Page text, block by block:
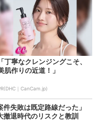
「丁寧なクレンジングこそ、
肌作りの近道！」
｜CanCam.jp)
件失敗は既定路線だった」
退時代のリスクと教訓